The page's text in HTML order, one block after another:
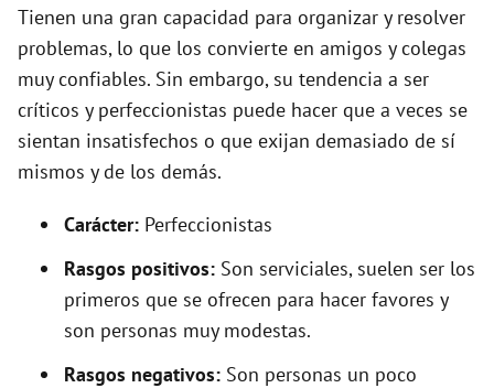
Tienen una gran capacidad para organizar y resolver
problemas, lo que los convierte en amigos y colegas
muy confiables. Sin embargo, su tendencia a ser
críticos y perfeccionistas puede hacer que a veces se
sientan insatisfechos o que exijan demasiado de sí
mismos y de los demás.
Carácter: Perfeccionistas
Rasgos positivos: Son serviciales, suelen ser los
primeros que se ofrecen para hacer favores y
son personas muy modestas.
Rasgos negativos: Son personas un poco